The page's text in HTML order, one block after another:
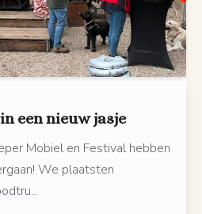
een nieuw jasje
Mobiel en Festival hebben
We plaatsten